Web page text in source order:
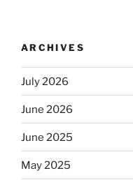
ARCHIVES
July 2026
June 2026
June 2025
May 2025